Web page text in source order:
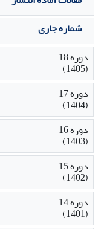
شماره جاری
دوره 18
(1405)
دوره 17
(1404)
دوره 16
(1403)
دوره 15
(1402)
دوره 14
(1401)